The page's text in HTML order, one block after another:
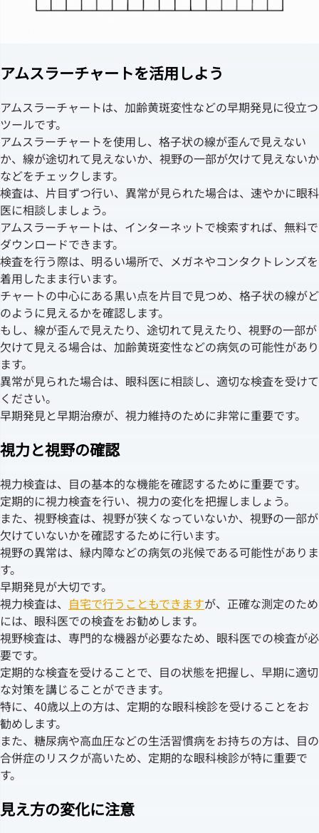
アムスラーチャートを活用しよう
アムスラーチャートは、加齢黄斑変性などの早期発見に役立つ
ツールです。
アムスラーチャートを使用し、格子状の線が歪んで見えない
か、線が途切れて見えないか、視野の一部が欠けて見えないか
などをチェックします。
検査は、片目ずつ行い、異常が見られた場合は、速やかに眼科
医に相談しましょう。
アムスラーチャートは、インターネットで検索すれば、無料で
ダウンロードできます。
検査を行う際は、明るい場所で、メガネやコンタクトレンズを
着用したまま行います。
チャートの中心にある黒い点を片目で見つめ、格子状の線がど
のように見えるかを確認します。
もし、線が歪んで見えたり、途切れて見えたり、視野の一部が
欠けて見える場合は、加齢黄斑変性などの病気の可能性があり
ます。
異常が見られた場合は、眼科医に相談し、適切な検査を受けて
ください。
早期発見と早期治療が、視力維持のために非常に重要です。
視力と視野の確認
視力検査は、目の基本的な機能を確認するために重要です。
定期的に視力検査を行い、視力の変化を把握しましょう。
また、視野検査は、視野が狭くなっていないか、視野の一部が
欠けていないかを確認するために行います。
視野の異常は、緑内障などの病気の兆候である可能性がありま
す。
早期発見が大切です。
視力検査は、 自宅で行うこともできますが、正確な測定のため
には、眼科医での検査をお勧めします。
視野検査は、専門的な機器が必要なため、眼科医での検査が必
要です。
定期的な検査を受けることで、目の状態を把握し、早期に適切
な対策を講じることができます。
特に、40歳以上の方は、定期的な眼科検診を受けることをお
勧めします。
また、糖尿病や高血圧などの生活習慣病をお持ちの方は、目の
合併症のリスクが高いため、定期的な眼科検診が特に重要で
す。
見え方の変化に注意